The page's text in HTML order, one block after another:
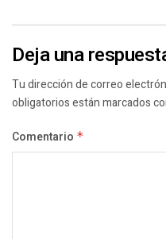
Deja una
Tu dirección de correo
obligatorios están marcados
Comentario *